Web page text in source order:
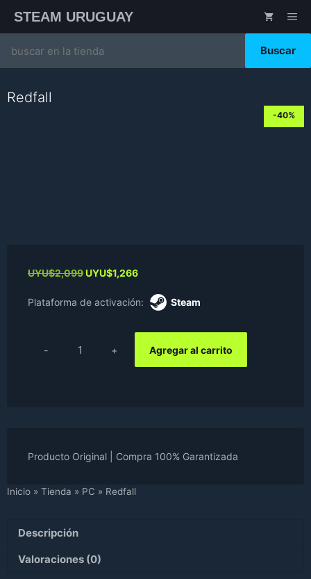
contenido
STEAM URUGUAY
for:
Inicio » Tienda » PC » Redfall
Redfall
Descripción
Valoraciones (0)
-40%
UYU$2,099Original
was:
UYU$1,266Current
is:
Plataforma de activación: Steam
Redfall
cantidad
Agregar al carrito
Producto Original | Compra 100% Garantizada